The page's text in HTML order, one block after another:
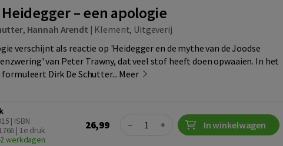
– een apologie
, Hannah Arendt | Klement, Uitgeverij
verschijnt als reactie op 'Heidegger en de mythe van de Joodse
van Peter Trawny, dat veel stof heeft doen opwaaien. In het
Dirk De Schutter... Meer
| ISBN
| 1e druk
werkdagen
26,99 Quantity
− + In winkelwagen